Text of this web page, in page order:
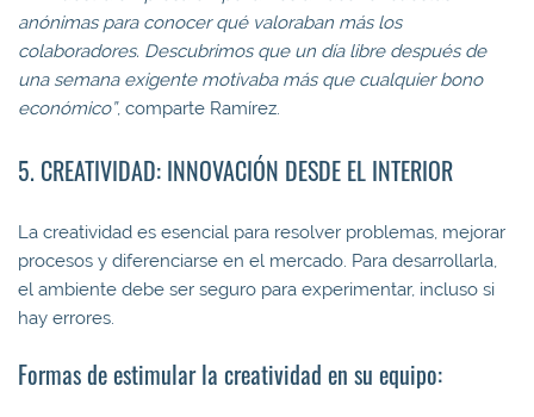
anónimas para conocer qué valoraban más los
colaboradores. Descubrimos que un día libre después de
una semana exigente motivaba más que cualquier bono
económico”, comparte Ramírez.
5. CREATIVIDAD: INNOVACIÓN DESDE EL INTERIOR
La creatividad es esencial para resolver problemas, mejorar
procesos y diferenciarse en el mercado. Para desarrollarla,
el ambiente debe ser seguro para experimentar, incluso si
hay errores.
Formas de estimular la creatividad en su equipo: